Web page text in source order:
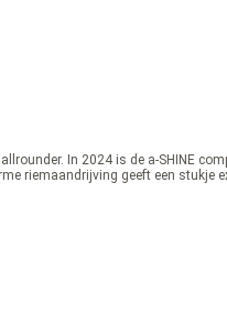
In 2024 is de a-SHINE
riemaandrijving geeft een stukje